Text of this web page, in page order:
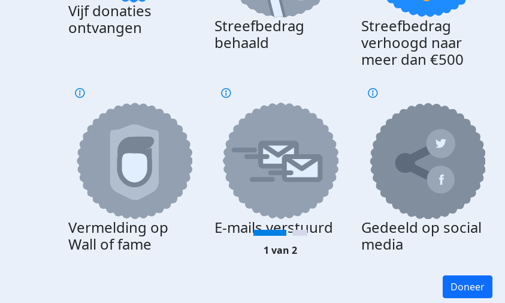
Vijf donaties
ontvangen
Streefbedrag
behaald
Streefbedrag
verhoogd naar
meer dan €500
Vermelding op
Wall of fame
E-mails verstuurd
Gedeeld op social
media
1 van 2
Doneer